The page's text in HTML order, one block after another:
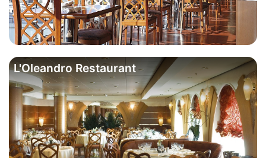
L'Oleandro Restaurant